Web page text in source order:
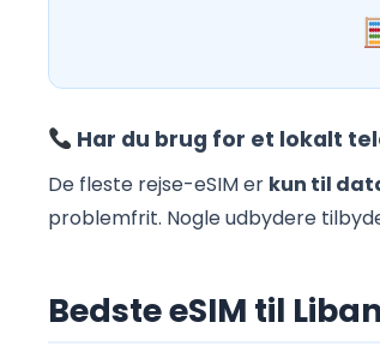
Har du brug for et lokalt
De fleste rejse-eSIM er kun til
problemfrit. Nogle udbydere
Bedste eSIM til